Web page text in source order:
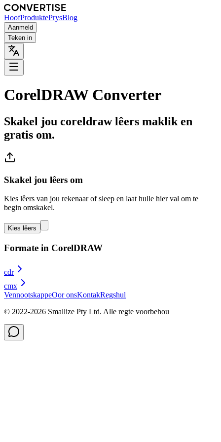
HoofProduktePrysBlog
Aanmeld
Teken in
CorelDRAW Converter
Skakel jou coreldraw lêers maklik en
gratis om.
Skakel jou lêers om
Kies lêers van jou rekenaar of sleep en laat hulle hier val om te
begin omskakel.
Kies lêers
Formate in CorelDRAW
cdr
cmx
VennootskappeOor onsKontakRegshul
© 2022-2026 Smallize Pty Ltd. Alle regte voorbehou